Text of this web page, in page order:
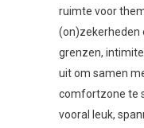
ruimte voor
(on)zekerheden
grenzen,
uit om samen
comfortzone te
vooral leuk,